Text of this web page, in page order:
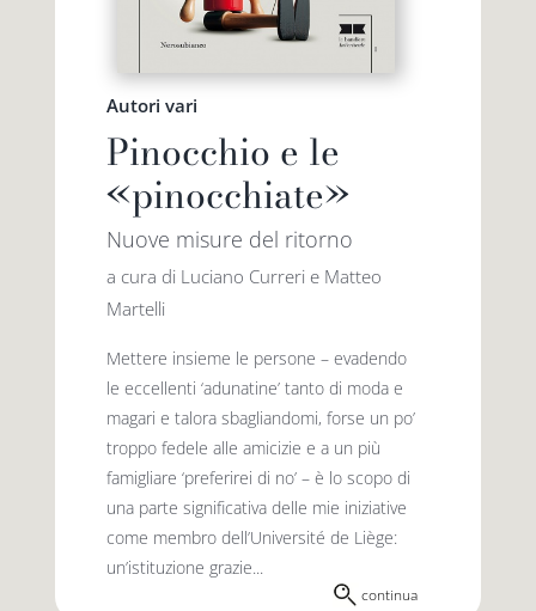
Autori vari
Pinocchio e le
«pinocchiate»
Nuove misure del ritorno
a cura di Luciano Curreri e Matteo
Martelli
Mettere insieme le persone – evadendo
le eccellenti ‘adunatine’ tanto di moda e
magari e talora sbagliandomi, forse un po’
troppo fedele alle amicizie e a un più
famigliare ‘preferirei di no’ – è lo scopo di
una parte significativa delle mie iniziative
come membro dell’Université de Liège:
un’istituzione grazie...
continua